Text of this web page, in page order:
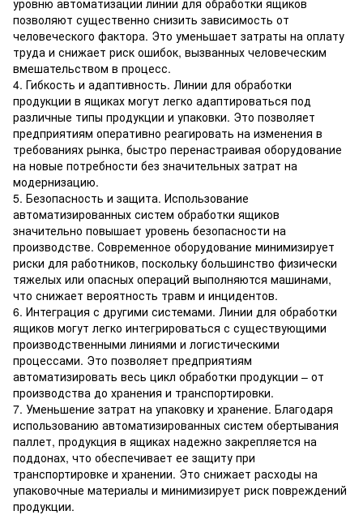
уровню автоматизации линии для обработки ящиков
позволяют существенно снизить зависимость от
человеческого фактора. Это уменьшает затраты на оплату
труда и снижает риск ошибок, вызванных человеческим
вмешательством в процесс.
4. Гибкость и адаптивность. Линии для обработки
продукции в ящиках могут легко адаптироваться под
различные типы продукции и упаковки. Это позволяет
предприятиям оперативно реагировать на изменения в
требованиях рынка, быстро перенастраивая оборудование
на новые потребности без значительных затрат на
модернизацию.
5. Безопасность и защита. Использование
автоматизированных систем обработки ящиков
значительно повышает уровень безопасности на
производстве. Современное оборудование минимизирует
риски для работников, поскольку большинство физически
тяжелых или опасных операций выполняются машинами,
что снижает вероятность травм и инцидентов.
6. Интеграция с другими системами. Линии для обработки
ящиков могут легко интегрироваться с существующими
производственными линиями и логистическими
процессами. Это позволяет предприятиям
автоматизировать весь цикл обработки продукции – от
производства до хранения и транспортировки.
7. Уменьшение затрат на упаковку и хранение. Благодаря
использованию автоматизированных систем обертывания
паллет, продукция в ящиках надежно закрепляется на
поддонах, что обеспечивает ее защиту при
транспортировке и хранении. Это снижает расходы на
упаковочные материалы и минимизирует риск повреждений
продукции.